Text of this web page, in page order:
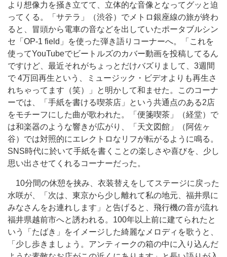
より想像力を掻き立てて、立体的な音像となってグッと迫
ってくる。「サテラ」（渋谷）でメトロ銀座線の旅が終わ
ると、冒頭から電車の音などを出していたポータブルシン
セ「OP-1 field」を使った弾き語りコーナーへ。「これを
使ってYouTubeでビートルズのカバー動画を投稿してるん
ですけど、最近それがちょっとだけバズりまして、3週間
で 4万回再生という、ミュージック・ビデオよりも再生さ
れちゃってます（笑）」と明かして和ませた。このコーナ
ーでは、「手紙を書ける喫茶店」という共通点のある2店
をモチーフにした曲が歌われた。「便箋喫茶」（経堂）で
は和楽器のような響きが広がり、「天文図館」（阿佐ヶ
谷）では対照的にエレクトロなリフが転がるように鳴る。
SNS時代に於いて手紙を書くことの楽しさや喜びを、少し
思い出させてくれるコーナーだった。
10分間の休憩を挟み、衣装替えをしてステージに戻った
水咲が、「次は、東京から少し離れて私の地元、福井県に
みなさんをお連れします」と告げると、飛行機の音が流れ
福井県越前市へと誘われる。100年以上前に建てられたと
いう「たばき」をイメージした綺麗なメロディを歌うと、
「少し歩きましょう。アンティークの箱の中に入り込んだ